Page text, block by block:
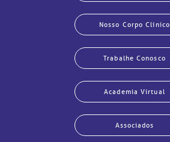
Nosso Corpo Clínico
Trabalhe Conosco
Academia Virtual
Associados